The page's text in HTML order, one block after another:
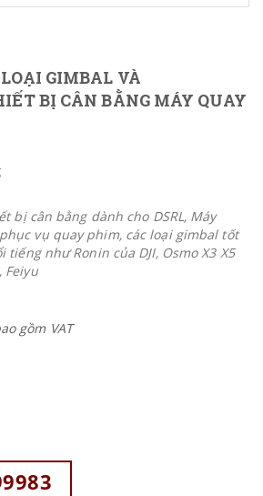
GIMBAL VÀ
BỊ CÂN BẰNG MÁY QUAY
bị cân bằng dành cho DSRL, Máy
vụ quay phim, các loại gimbal tốt
tiếng như Ronin của DJI, Osmo X3 X5
Feiyu
gồm VAT